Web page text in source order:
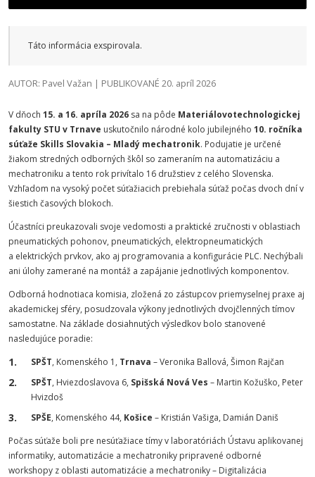
Táto informácia exspirovala.
AUTOR: Pavel Važan | PUBLIKOVANÉ 20. apríl 2026
V dňoch 15. a 16. apríla 2026 sa na pôde Materiálovotechnologickej
fakulty STU v Trnave uskutočnilo národné kolo jubilejného 10. ročníka
súťaže Skills Slovakia – Mladý mechatronik. Podujatie je určené
žiakom stredných odborných škôl so zameraním na automatizáciu a
mechatroniku a tento rok privítalo 16 družstiev z celého Slovenska.
Vzhľadom na vysoký počet súťažiacich prebiehala súťaž počas dvoch dní v
šiestich časových blokoch.
Účastníci preukazovali svoje vedomosti a praktické zručnosti v oblastiach
pneumatických pohonov, pneumatických, elektropneumatických
a elektrických prvkov, ako aj programovania a konfigurácie PLC. Nechýbali
ani úlohy zamerané na montáž a zapájanie jednotlivých komponentov.
Odborná hodnotiaca komisia, zložená zo zástupcov priemyselnej praxe aj
akademickej sféry, posudzovala výkony jednotlivých dvojčlenných tímov
samostatne. Na základe dosiahnutých výsledkov bolo stanovené
nasledujúce poradie:
SPŠT, Komenského 1, Trnava – Veronika Ballová, Šimon Rajčan
SPŠT, Hviezdoslavova 6, Spišská Nová Ves – Martin Kožuško, Peter
Hvizdoš
SPŠE, Komenského 44, Košice – Kristián Vašiga, Damián Daniš
Počas súťaže boli pre nesúťažiace tímy v laboratóriách Ústavu aplikovanej
informatiky, automatizácie a mechatroniky pripravené odborné
workshopy z oblasti automatizácie a mechatroniky – Digitalizácia